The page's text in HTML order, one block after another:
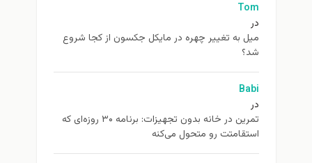
Tom
در
ميل به تغيير چهره در مایکل جکسون از كجا شروع
شد؟
Babi
در
تمرین در خانه بدون تجهیزات: برنامه ۳۰ روزه‌ای که
استقامتت رو متحول می‌کنه